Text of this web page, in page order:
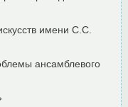
имени С.С.
ансамблевого